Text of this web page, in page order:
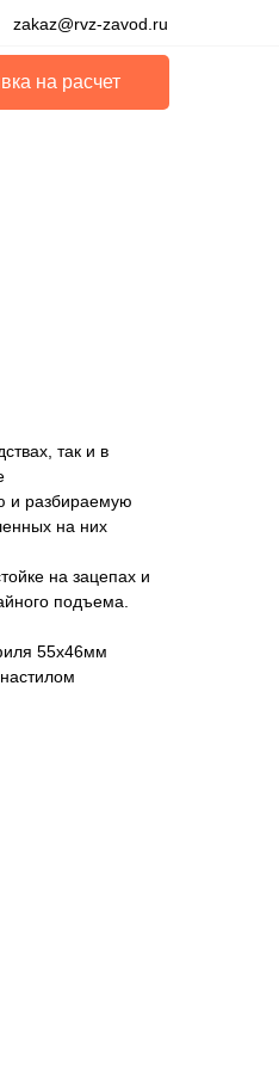
zakaz@rvz-zavod.ru
на расчет
так и в
и разбираемую
на них
на зацепах и
подъема.
55х46мм